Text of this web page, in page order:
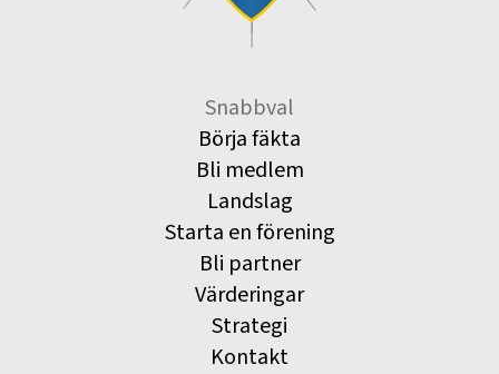
Snabbval
Börja fäkta
Bli medlem
Landslag
Starta en förening
Bli partner
Värderingar
Strategi
Kontakt